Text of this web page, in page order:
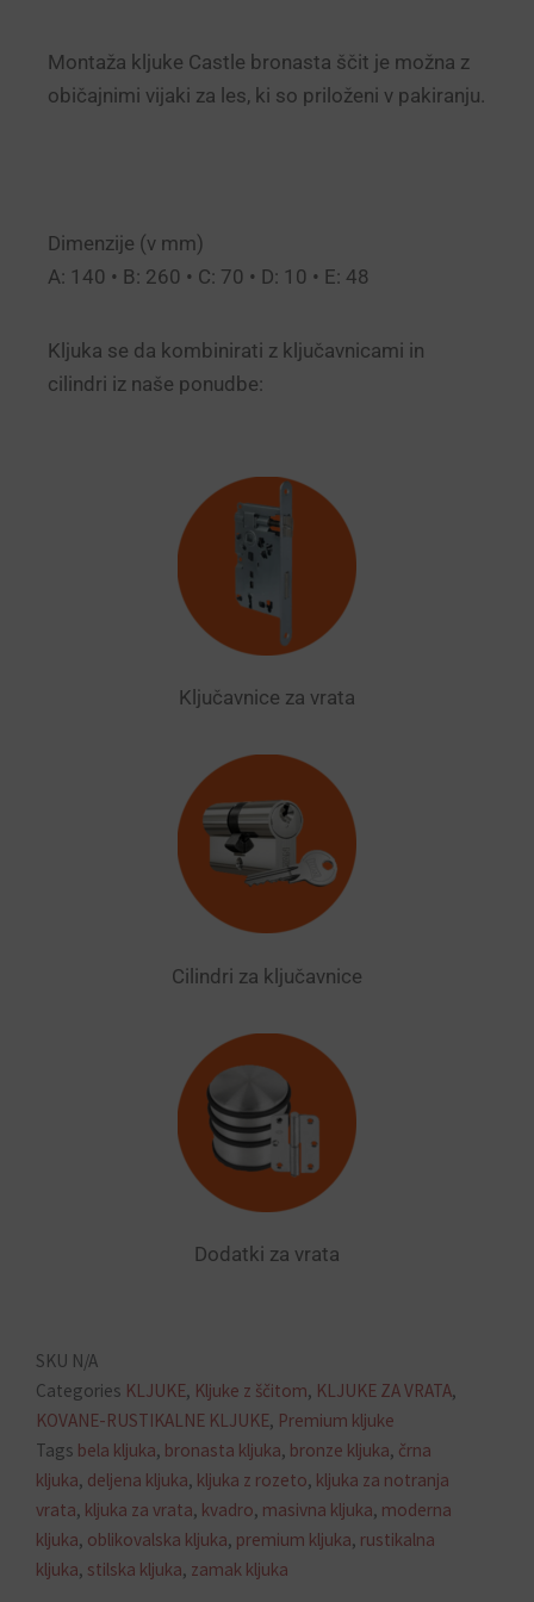
Montaža kljuke Castle bronasta ščit je možna z
običajnimi vijaki za les, ki so priloženi v pakiranju.
Dimenzije (v mm)
A: 140 • B: 260 • C: 70 • D: 10 • E: 48
Kljuka se da kombinirati z ključavnicami in
cilindri iz naše ponudbe:
Ključavnice za vrata
Cilindri za ključavnice
Dodatki za vrata
SKU N/A
Categories KLJUKE, Kljuke z ščitom, KLJUKE ZA VRATA,
KOVANE-RUSTIKALNE KLJUKE, Premium kljuke
Tags bela kljuka, bronasta kljuka, bronze kljuka, črna
kljuka, deljena kljuka, kljuka z rozeto, kljuka za notranja
vrata, kljuka za vrata, kvadro, masivna kljuka, moderna
kljuka, oblikovalska kljuka, premium kljuka, rustikalna
kljuka, stilska kljuka, zamak kljuka